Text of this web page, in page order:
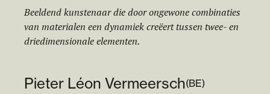
Beeldend kunstenaar die door ongewone combinaties
van materialen een dynamiek creëert tussen twee- en
driedimensionale elementen.
Pieter Léon Vermeersch(BE)